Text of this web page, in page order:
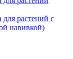
для растений с
навивкой)